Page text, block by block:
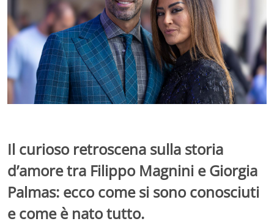
Il curioso retroscena sulla storia
d’amore tra Filippo Magnini e Giorgia
Palmas: ecco come si sono conosciuti
e come è nato tutto.